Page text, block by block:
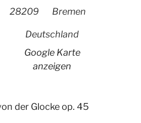
Bremen
28209
Deutschland
Google Karte
anzeigen
der Glocke op. 45